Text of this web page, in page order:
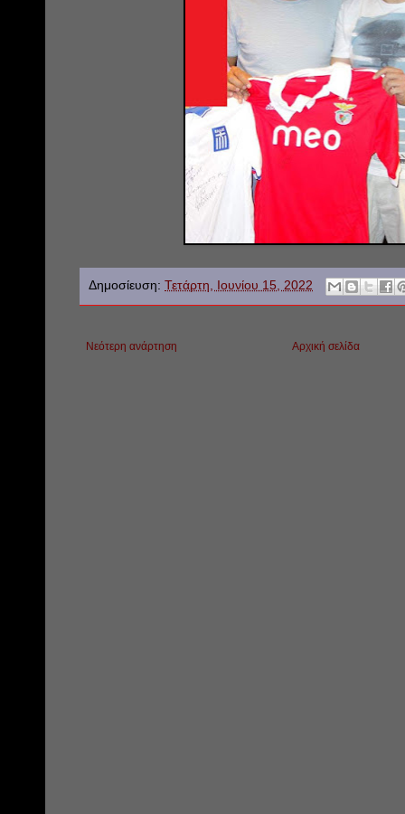
Δημοσίευση: Τετάρτη, Ιουνίου 15, 2022
Νεότερη ανάρτηση Αρχική σελίδα